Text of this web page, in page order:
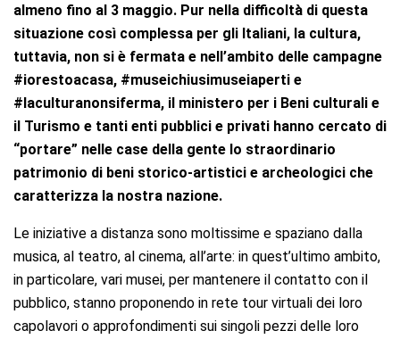
almeno fino al 3 maggio. Pur nella difficoltà di questa
situazione così complessa per gli Italiani, la cultura,
tuttavia, non si è fermata e nell’ambito delle campagne
#iorestoacasa, #museichiusimuseiaperti e
#laculturanonsiferma, il ministero per i Beni culturali e
il Turismo e tanti enti pubblici e privati hanno cercato di
“portare” nelle case della gente lo straordinario
patrimonio di beni storico-artistici e archeologici che
caratterizza la nostra nazione.
Le iniziative a distanza sono moltissime e spaziano dalla
musica, al teatro, al cinema, all’arte: in quest’ultimo ambito,
in particolare, vari musei, per mantenere il contatto con il
pubblico, stanno proponendo in rete tour virtuali dei loro
capolavori o approfondimenti sui singoli pezzi delle loro